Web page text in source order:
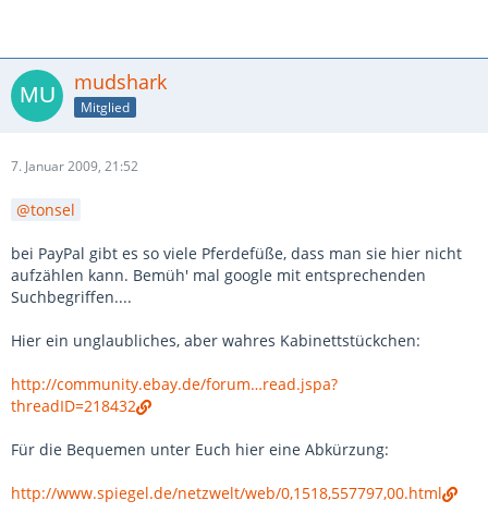
mudshark
Mitglied
7. Januar 2009, 21:52
tonsel
bei PayPal gibt es so viele Pferdefüße, dass man sie hier nicht
aufzählen kann. Bemüh' mal google mit entsprechenden
Suchbegriffen....
Hier ein unglaubliches, aber wahres Kabinettstückchen:
http://community.ebay.de/forum…read.jspa?
threadID=218432
Für die Bequemen unter Euch hier eine Abkürzung:
http://www.spiegel.de/netzwelt/web/0,1518,557797,00.html